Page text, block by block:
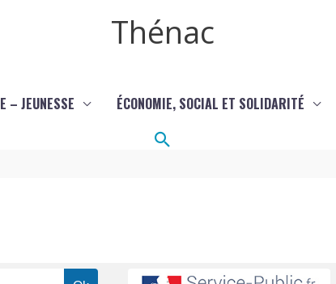
Thénac
– JEUNESSE ÉCONOMIE, SOCIAL ET SOLIDARITÉ
Rechercher